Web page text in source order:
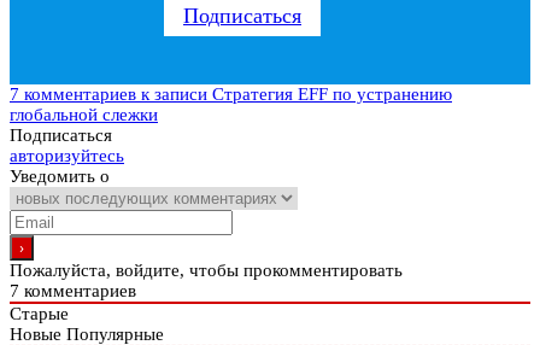
Подписаться
7 комментариев к записи Стратегия EFF по устранению
глобальной слежки
Подписаться
авторизуйтесь
Уведомить о
Пожалуйста, войдите, чтобы прокомментировать
7 комментариев
Старые
Новые Популярные